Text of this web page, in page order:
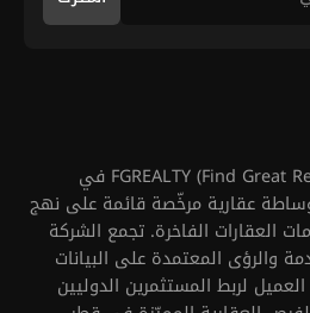
تأسست شركة FGREALTY (Find Great Realty W.L.L.) في
عقارية مرخّصة قائمة على نهج
العقارات الفاخرة. تجمع الشركة
والرؤى المعتمدة على البيانات
لربط المستثمرين الدوليين